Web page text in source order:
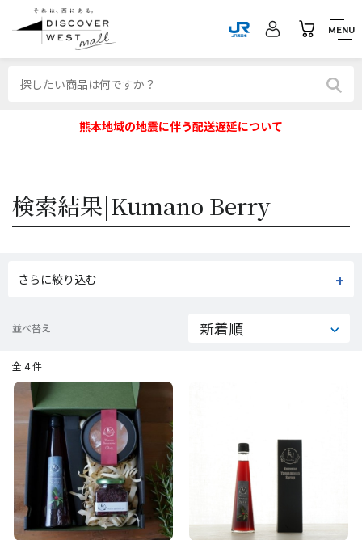
MENU
熊本地域の地震に伴う配送遅延について
検索結果|Kumano Berry
さらに絞り込む
並べ替え
全 4 件